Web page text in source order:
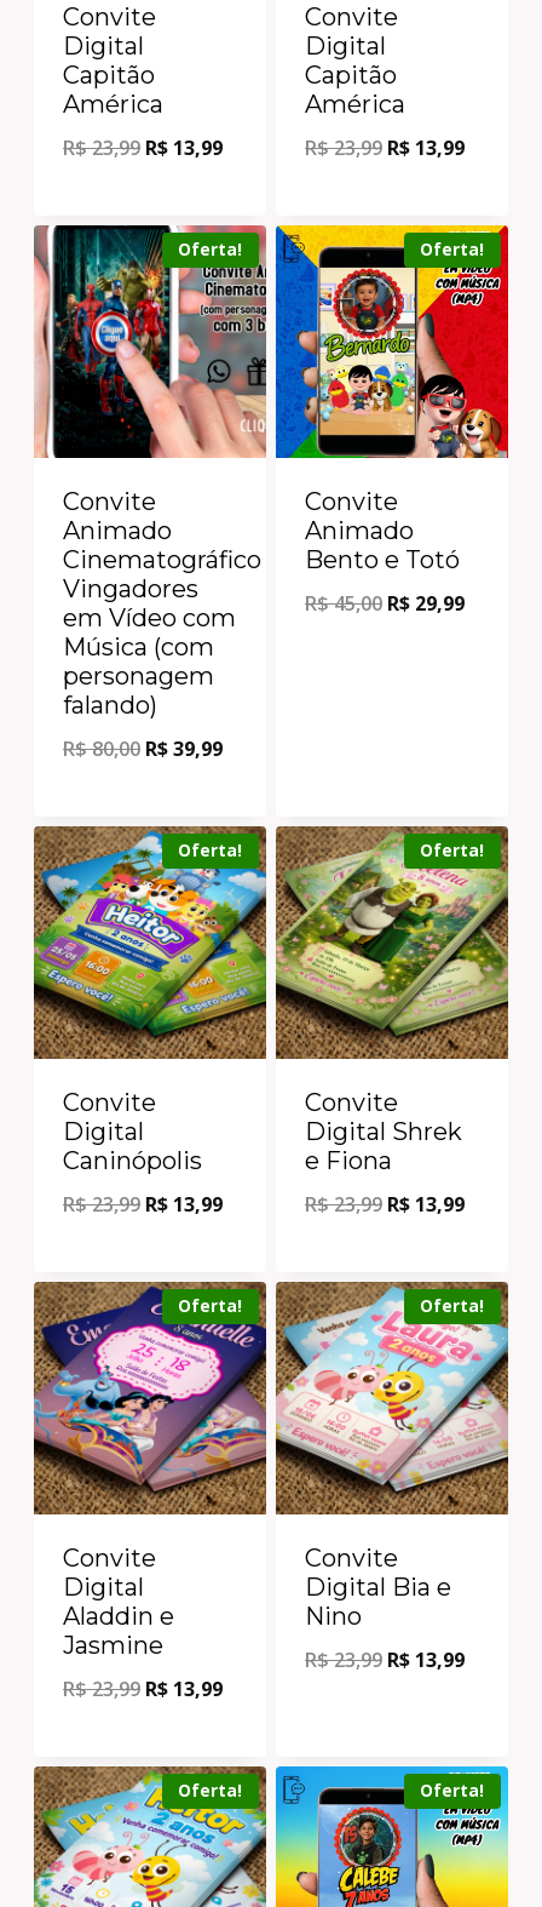
Convite
Digital
Capitão
América
R$23,99 R$ 13,99
Convite
Digital
Capitão
América
R$23,99 R$ 13,99
Oferta!
Convite
Animado
Cinematográfico
Vingadores
em Vídeo com
Música (com
personagem
falando)
R$80,00 R$39,99
Oferta!
Convite
Animado
Bento e Totó
R$45,00 R$ 29,99
Oferta!
Convite
Digital
Caninópolis
R$23,99 R$ 13,99
Oferta!
Convite
Digital Shrek
e Fiona
R$23,99 R$ 13,99
Oferta!
Convite
Digital
Aladdin e
Jasmine
R$23,99 R$ 13,99
Oferta!
Convite
Digital Bia e
Nino
R$23,99 R$ 13,99
Oferta! Oferta!